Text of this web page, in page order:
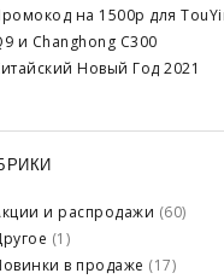
на 1500р для
и Changhong C300
Новый Год 2021
и распродажи (60)
(1)
в продаже (17)